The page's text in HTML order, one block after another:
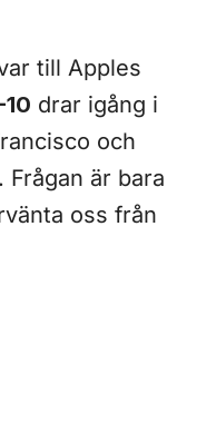
till Apples
drar igång i
och
är bara
oss från